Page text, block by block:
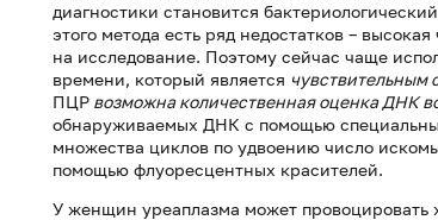
диагностики становится
этого метода есть ряд недостатков –
на исследование. Поэтому сейчас чаще
времени, который является чувствительным
ПЦР возможна количественная оценка ДНК
обнаруживаемых ДНК с помощью
множества циклов по удвоению число
помощью флуоресцентных красителей.
У женщин уреаплазма может провоцировать